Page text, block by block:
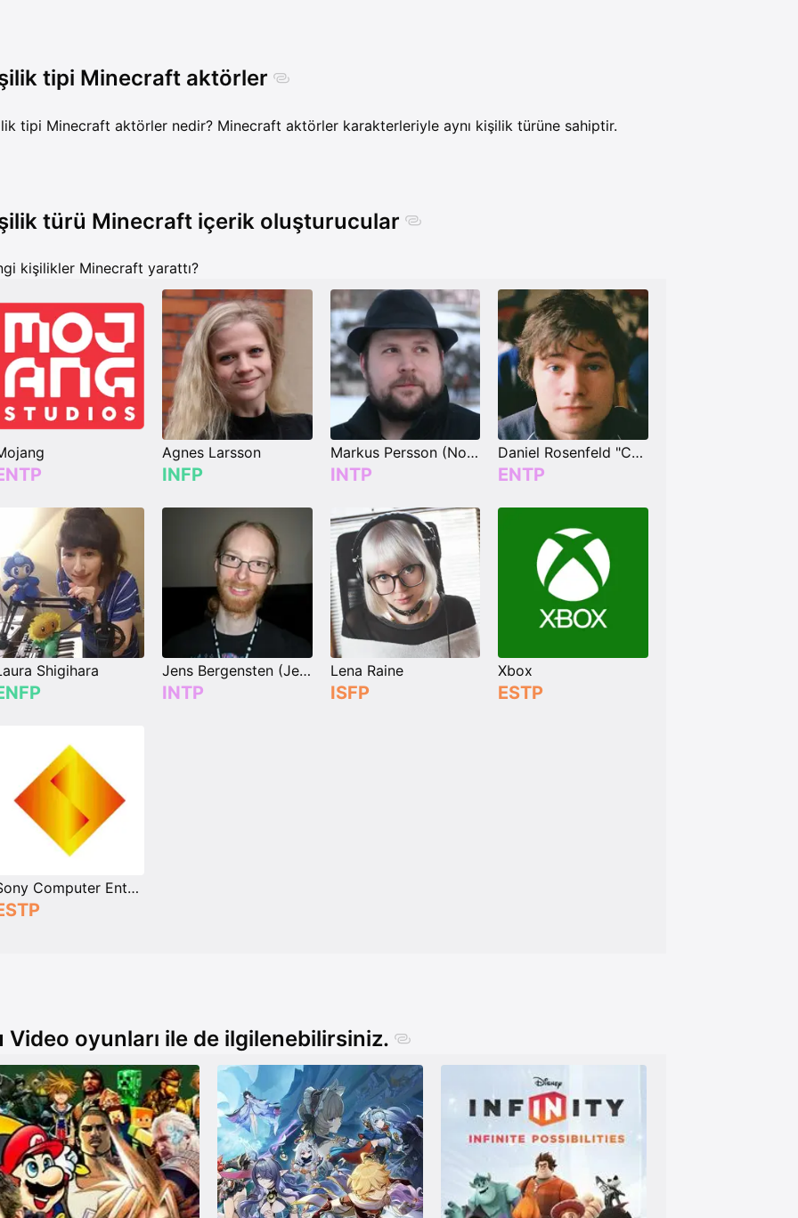
tipi Minecraft aktörler
tipi Minecraft aktörler nedir? Minecraft aktörler karakterleriyle aynı kişilik türüne sahiptir.
türü Minecraft içerik oluşturucular
kişilikler Minecraft yarattı?
Agnes Larsson
INFP
Markus Persson (Notch)
INTP
Daniel Rosenfeld "C418"
ENTP
Shigihara Jens Bergensten (Jeb_)
INTP
Lena Raine
ISFP
Xbox
ESTP
Sony Computer Entertainment
Video oyunları ile de ilgilenebilirsiniz.